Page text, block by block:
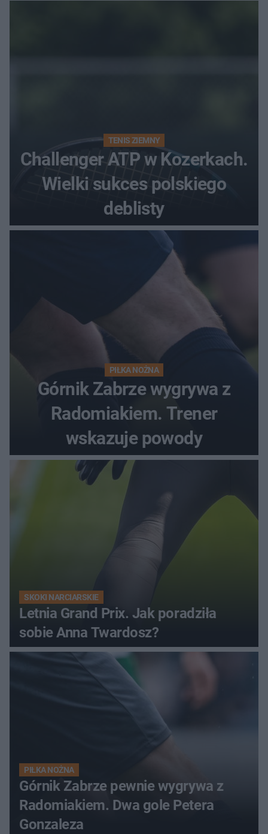
TENIS ZIEMNY
Challenger ATP w Kozerkach.
Wielki sukces polskiego
deblisty
PIŁKA NOŻNA
Górnik Zabrze wygrywa z
Radomiakiem. Trener
wskazuje powody
SKOKI NARCIARSKIE
Letnia Grand Prix. Jak poradziła
sobie Anna Twardosz?
PIŁKA NOŻNA
Górnik Zabrze pewnie wygrywa z
Radomiakiem. Dwa gole Petera
Gonzaleza